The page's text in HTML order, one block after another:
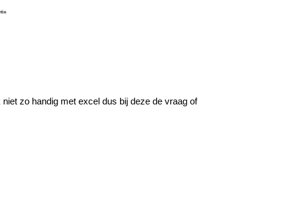
zo handig met excel dus bij deze de vraag of